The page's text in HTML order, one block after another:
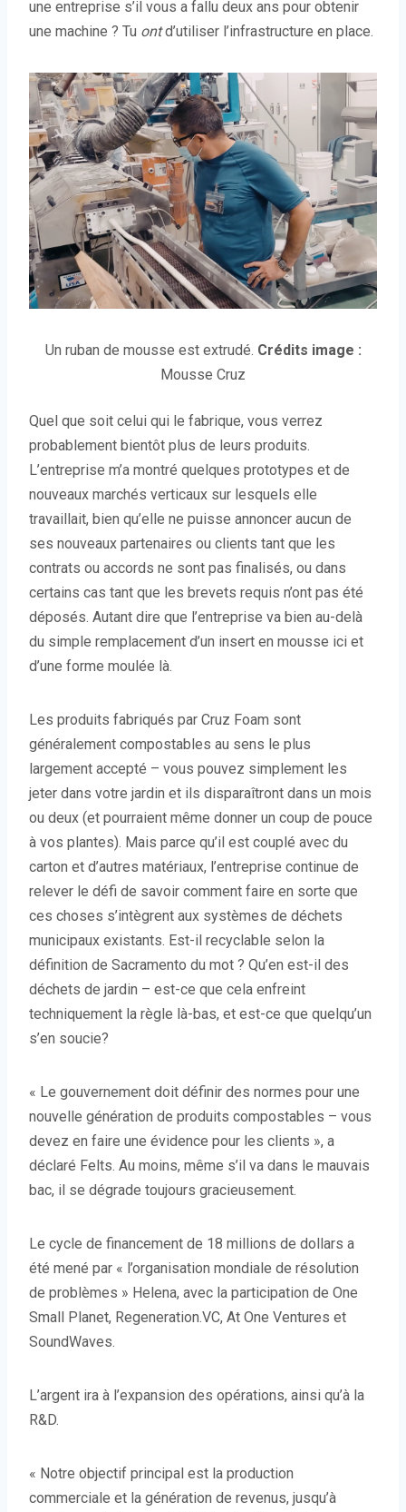
une entreprise s’il vous a fallu deux ans pour obtenir
une machine ? Tu ontd’utiliser l’infrastructure en place.
Un ruban de mousse est extrudé. Crédits image :
Mousse Cruz
Quel que soit celui qui le fabrique, vous verrez
probablement bientôt plus de leurs produits.
L’entreprise m’a montré quelques prototypes et de
nouveaux marchés verticaux sur lesquels elle
travaillait, bien qu’elle ne puisse annoncer aucun de
ses nouveaux partenaires ou clients tant que les
contrats ou accords ne sont pas finalisés, ou dans
certains cas tant que les brevets requis n’ont pas été
déposés. Autant dire que l’entreprise va bien au-delà
du simple remplacement d’un insert en mousse ici et
d’une forme moulée là.
Les produits fabriqués par Cruz Foam sont
généralement compostables au sens le plus
largement accepté – vous pouvez simplement les
jeter dans votre jardin et ils disparaîtront dans un mois
ou deux (et pourraient même donner un coup de pouce
à vos plantes). Mais parce qu’il est couplé avec du
carton et d’autres matériaux, l’entreprise continue de
relever le défi de savoir comment faire en sorte que
ces choses s’intègrent aux systèmes de déchets
municipaux existants. Est-il recyclable selon la
définition de Sacramento du mot ? Qu’en est-il des
déchets de jardin – est-ce que cela enfreint
techniquement la règle là-bas, et est-ce que quelqu’un
s’en soucie?
« Le gouvernement doit définir des normes pour une
nouvelle génération de produits compostables – vous
devez en faire une évidence pour les clients », a
déclaré Felts. Au moins, même s’il va dans le mauvais
bac, il se dégrade toujours gracieusement.
Le cycle de financement de 18 millions de dollars a
été mené par « l’organisation mondiale de résolution
de problèmes » Helena, avec la participation de One
Small Planet, Regeneration.VC, At One Ventures et
SoundWaves.
L’argent ira à l’expansion des opérations, ainsi qu’à la
R&D.
« Notre objectif principal est la production
commerciale et la génération de revenus, jusqu’à